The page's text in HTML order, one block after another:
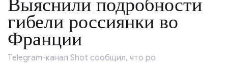
Выяснили подробности
гибели россиянки во
Франции
Telegram-канал Shot сообщил, что ро